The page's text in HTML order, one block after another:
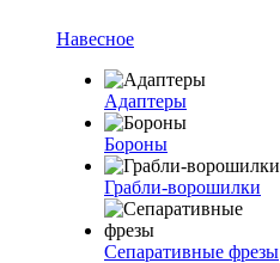
Навесное
Адаптеры
Бороны
Грабли-ворошилки
Сепаративные фрезы